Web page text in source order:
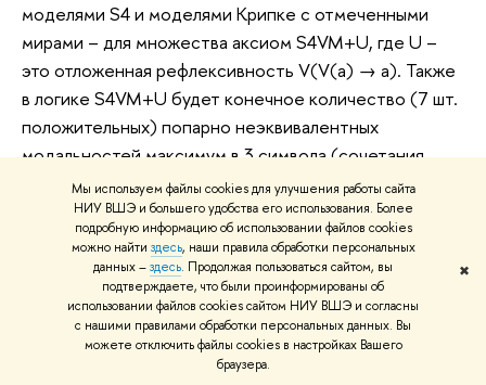
Мы используем файлы cookies для улучшения работы сайта
НИУ ВШЭ и большего удобства его использования. Более
подробную информацию об использовании файлов cookies
можно найти здесь, наши правила обработки персональных
данных –здесь. Продолжая пользоваться сайтом, вы
подтверждаете, что были проинформированы об
использовании файлов cookies сайтом НИУ ВШЭ и согласны
с нашими правилами обработки персональных данных. Вы
можете отключить файлы cookies в настройках Вашего
браузера.
✖
моделями S4 и моделями Крипке с отмеченными
мирами – для множества аксиом S4VM+U, где U –
это отложенная рефлексивность V(V(a) → a). Также
в логике S4VM+U будет конечное количество (7 шт.
положительных) попарно неэквивалентных
модальностей максимум в 3 символа (сочетания
бокс, ромб и V).
Руководитель российско-бразильского
исследовательского проектаЕлена Драгалина-
выступила на конференции с сообщением на
тему «Abstract Logics as Classifications of Abstract
Structures». Доклад был посвящен интерпретации
абстрактных логик как классификаций изоморфных